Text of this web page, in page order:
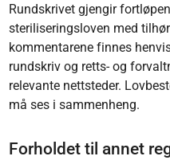
Rundskrivet gjengir
steriliseringsloven med
kommentarene finnes
rundskriv og retts- og
relevante nettsteder.
må ses i sammenheng.
Forholdet til annet